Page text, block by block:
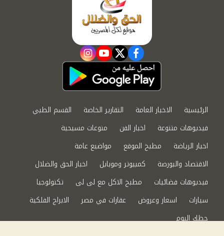
facebook
twitter
youtube
instagram
الرئيسية الاخبار العامة التقارير الخاصة
القسم الطبي
فيديوهات متنوعة
اخبار الفن
منوعات مسيحية
اخبار الرياضة
مطبخ الموقع
مواضيع عامة
الاقتصاد والبورصة
كمبيوتر وموبايل
اخبار الحق والضلال
فيديوهات فضائيات
مطبخ الاكل مع لى لى
تكنولوجيا
سيارات
اسعار وعروض عقارات في مصر
الابراج الفلكية
حظك اليوم